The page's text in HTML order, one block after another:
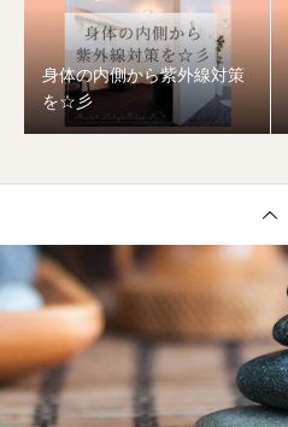
身体の内側から紫外線対策
を☆彡